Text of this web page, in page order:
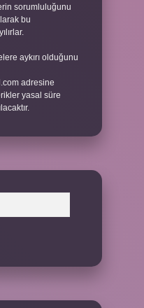
sorumluluğunu
bu
aykırı olduğunu
adresine
yasal süre